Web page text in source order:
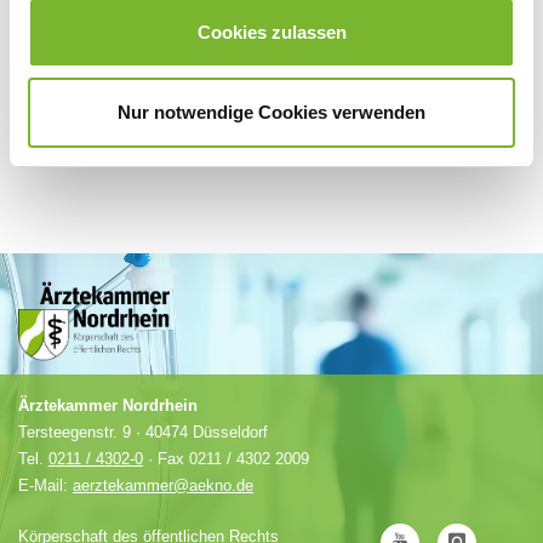
Cookies zulassen
Nur notwendige Cookies verwenden
Ärztekammer Nordrhein
Tersteegenstr. 9 · 40474 Düsseldorf
Tel. 0211 / 4302-0 · Fax 0211 / 4302 2009
E-Mail: aerztekammer@aekno.de
Körperschaft des öffentlichen Rechts